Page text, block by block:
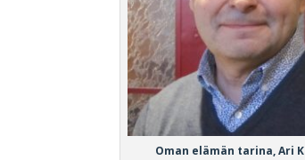
Oman elämän tarina, Ari